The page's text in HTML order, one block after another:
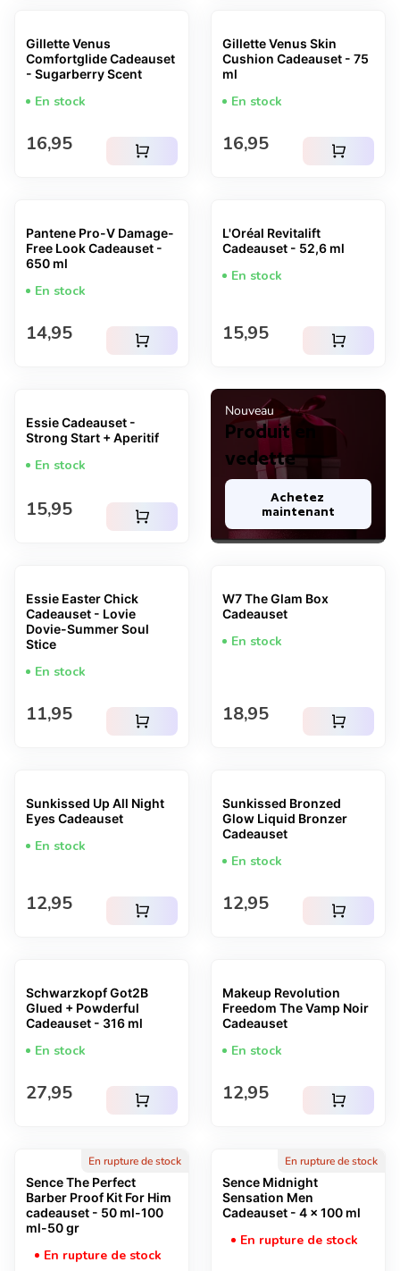
Nouveau
Produit en
vedette
Achetez
maintenant
Gillette Venus
Comfortglide Cadeauset
- Sugarberry Scent
En stock
Prix normal
16,95 shopping_cart
Gillette Venus Skin
Cushion Cadeauset - 75
ml
En stock
Prix normal
16,95 shopping_cart
Pantene Pro-V Damage-
Free Look Cadeauset -
650 ml
En stock
Prix normal
14,95 shopping_cart
L'Oréal Revitalift
Cadeauset - 52,6 ml
En stock
Prix normal
15,95 shopping_cart
Essie Cadeauset -
Strong Start + Aperitif
En stock
Prix normal
15,95 shopping_cart
Essie Easter Chick
Cadeauset - Lovie
Dovie-Summer Soul
Stice
En stock
Prix normal
11,95 shopping_cart
W7 The Glam Box
Cadeauset
En stock
Prix normal
18,95 shopping_cart
Sunkissed Up All Night
Eyes Cadeauset
En stock
Prix normal
12,95 shopping_cart
Sunkissed Bronzed
Glow Liquid Bronzer
Cadeauset
En stock
Prix normal
12,95 shopping_cart
Schwarzkopf Got2B
Glued + Powderful
Cadeauset - 316 ml
En stock
Prix normal
27,95 shopping_cart
Makeup Revolution
Freedom The Vamp Noir
Cadeauset
En stock
Prix normal
12,95 shopping_cart
En rupture de stock
Sence The Perfect
Barber Proof Kit For Him
cadeauset - 50 ml-100
ml-50 gr
En rupture de stock
En rupture de stock
Sence Midnight
Sensation Men
Cadeauset - 4 x 100 ml
En rupture de stock